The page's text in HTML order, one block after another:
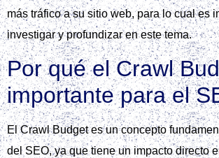
más tráfico a su sitio web, para lo cual es
investigar y profundizar en este tema.
Por qué el Crawl
importante para el
El Crawl Budget es un concepto
del SEO, ya que tiene un impacto directo